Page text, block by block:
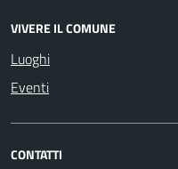
VIVERE IL COMUNE
Luoghi
Eventi
CONTATTI